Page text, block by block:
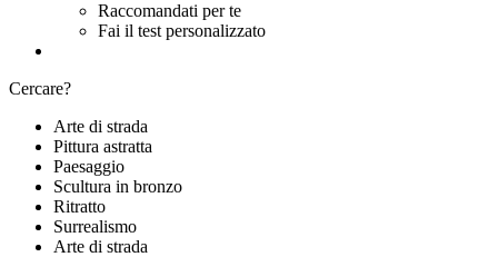
Raccomandati per te
Fai il test personalizzato
Cercare?
Arte di strada
Pittura astratta
Paesaggio
Scultura in bronzo
Ritratto
Surrealismo
Arte di strada